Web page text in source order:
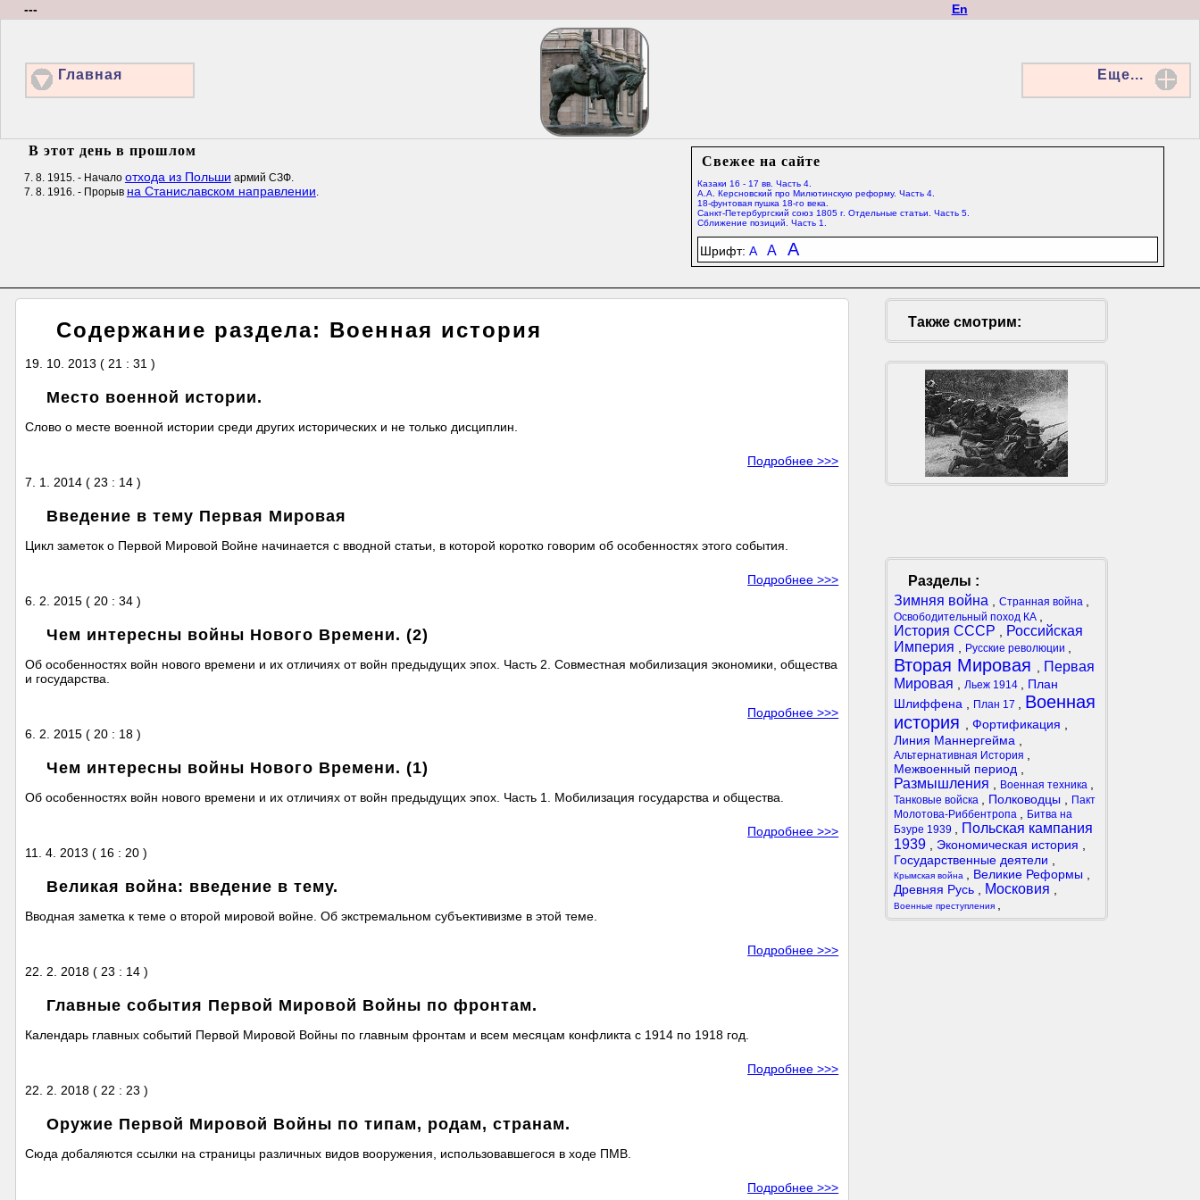
En
---
Главная Еще...
Свежее на сайте
Казаки 16 - 17 вв. Часть 4.
А.А. Керсновский про Милютинскую реформу. Часть 4.
18-фунтовая пушка 18-го века.
Санкт-Петербургский союз 1805 г. Отдельные статьи. Часть 5.
Сближение позиций. Часть 1.
Шрифт:A A A
В этот день в прошлом
7. 8. 1915. - Начало отхода из Польши армий СЗФ.
7. 8. 1916. - Прорыв на Станиславском направлении.
Содержание раздела: Военная история
19. 10. 2013 ( 21 : 31 )
Место военной истории.
Слово о месте военной истории среди других исторических и не только дисциплин.
Подробнее >>>
7. 1. 2014 ( 23 : 14 )
Введение в тему Первая Мировая
Цикл заметок о Первой Мировой Войне начинается с вводной статьи, в которой коротко говорим об особенностях этого события.
Подробнее >>>
6. 2. 2015 ( 20 : 34 )
Чем интересны войны Нового Времени. (2)
Об особенностях войн нового времени и их отличиях от войн предыдущих эпох. Часть 2. Совместная мобилизация экономики, общества
и государства.
Подробнее >>>
6. 2. 2015 ( 20 : 18 )
Чем интересны войны Нового Времени. (1)
Об особенностях войн нового времени и их отличиях от войн предыдущих эпох. Часть 1. Мобилизация государства и общества.
Подробнее >>>
11. 4. 2013 ( 16 : 20 )
Великая война: введение в тему.
Вводная заметка к теме о второй мировой войне. Об экстремальном субъективизме в этой теме.
Подробнее >>>
22. 2. 2018 ( 23 : 14 )
Главные события Первой Мировой Войны по фронтам.
Календарь главных событий Первой Мировой Войны по главным фронтам и всем месяцам конфликта с 1914 по 1918 год.
Подробнее >>>
22. 2. 2018 ( 22 : 23 )
Оружие Первой Мировой Войны по типам, родам, странам.
Сюда добаляются ссылки на страницы различных видов вооружения, использовавшегося в ходе ПМВ.
Подробнее >>>
Также смотрим:
Разделы :
Зимняя война
Странная война
Освободительный поход КА
История СССР
Российская
Империя
Русские революции
Вторая Мировая
Первая
Мировая
Льеж 1914
План
Шлиффена
План 17
Военная
история
Фортификация
Линия Маннергейма
Альтернативная История
Межвоенный период
Размышления Военная техника
Танковые войска Полководцы
Пакт
Молотова-Риббентропа
Битва на
Бзуре 1939
Польская кампания
1939
Экономическая история
Государственные деятели
Крымская война Великие Реформы
Древняя Русь
Московия
Военные преступления